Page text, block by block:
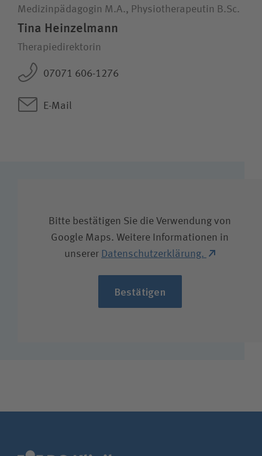
Medizinpädagogin M.A., Physiotherapeutin B.Sc.
Tina Heinzelmann
Therapiedirektorin
07071 606-1276
E-Mail
Bitte bestätigen Sie die Verwendung von
Google Maps. Weitere Informationen in
unserer Datenschutzerklärung.
Bestätigen